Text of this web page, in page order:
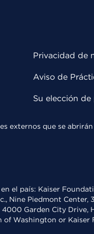
Privacidad de
Aviso de
Su elección
externos que se
el país: Kaiser
Nine Piedmont
Garden City
of Washington or